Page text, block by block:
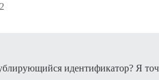
идентификатор? Я